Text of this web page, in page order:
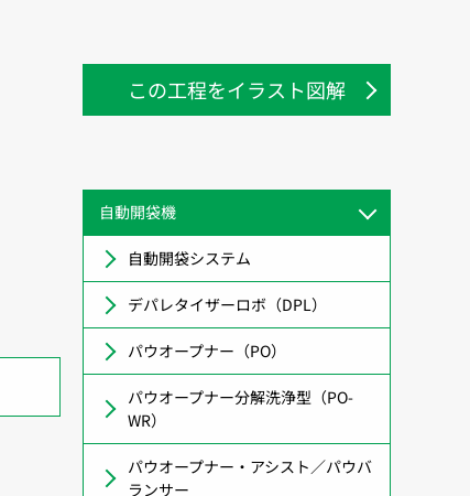
この工程をイラスト図解
自動開袋機
自動開袋システム
デパレタイザーロボ（DPL）
パウオープナー（PO）
パウオープナー分解洗浄型（PO-
WR）
パウオープナー・アシスト／パウバ
ランサー